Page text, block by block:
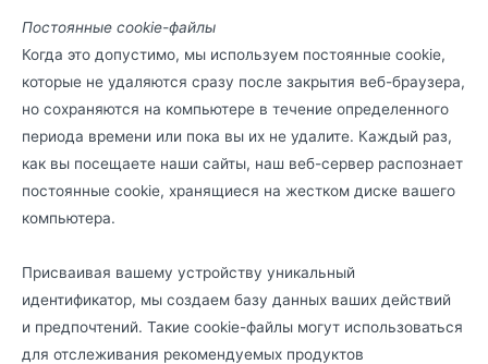
Постоянные cookie-файлы
Когда это допустимо, мы используем постоянные cookie,
которые не удаляются сразу после закрытия веб-браузера,
но сохраняются на компьютере в течение определенного
периода времени или пока вы их не удалите. Каждый раз,
как вы посещаете наши сайты, наш веб-сервер распознает
постоянные cookie, хранящиеся на жестком диске вашего
компьютера.
Присваивая вашему устройству уникальный
идентификатор, мы создаем базу данных ваших действий
и предпочтений. Такие cookie-файлы могут использоваться
для отслеживания рекомендуемых продуктов